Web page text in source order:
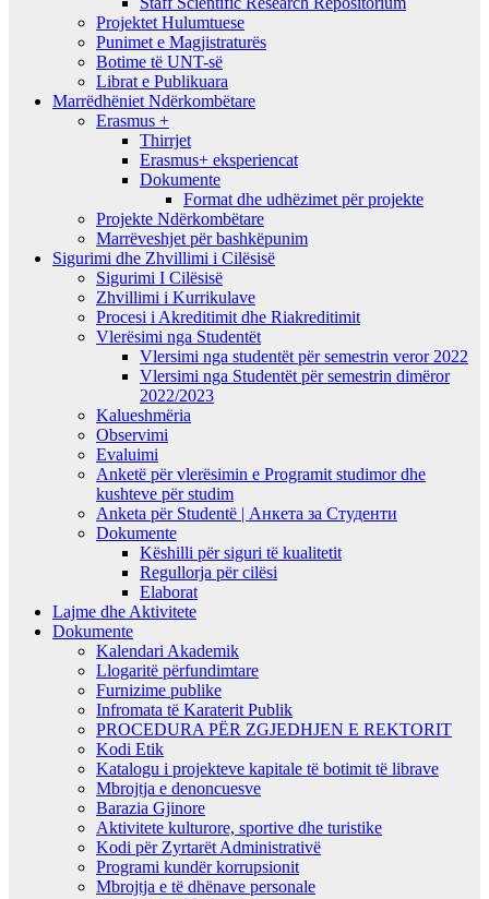
Projektet Hulumtuese
Punimet e Magjistraturës
Botime të UNT-së
Librat e Publikuara
Marrëdhëniet Ndërkombëtare
Erasmus +
Thirrjet
Erasmus+ eksperiencat
Dokumente
Format dhe udhëzimet për projekte
Projekte Ndërkombëtare
Marrëveshjet për bashkëpunim
Sigurimi dhe Zhvillimi i Cilësisë
Sigurimi I Cilësisë
Zhvillimi i Kurrikulave
Procesi i Akreditimit dhe Riakreditimit
Vlerësimi nga Studentët
Vlersimi nga studentët për semestrin veror 2022
Vlersimi nga Studentët për semestrin dimëror
2022/2023
Kalueshmëria
Observimi
Evaluimi
Anketë për vlerësimin e Programit studimor dhe
kushteve për studim
Anketa për Studentë | Анкета за Студенти
Dokumente
Këshilli për siguri të kualitetit
Regullorja për cilësi
Elaborat
Lajme dhe Aktivitete
Dokumente
Kalendari Akademik
Llogaritë përfundimtare
Furnizime publike
Infromata të Karaterit Publik
PROCEDURA PËR ZGJEDHJEN E REKTORIT
Kodi Etik
Katalogu i projekteve kapitale të botimit të librave
Mbrojtja e denoncuesve
Barazia Gjinore
Aktivitete kulturore, sportive dhe turistike
Kodi për Zyrtarët Administrativë
Programi kundër korrupsionit
Mbrojtja e të dhënave personale